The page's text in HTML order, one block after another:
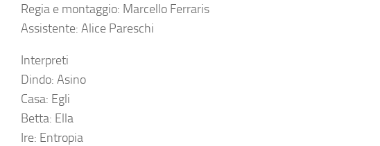
Regia e montaggio: Marcello Ferraris
Assistente: Alice Pareschi
Interpreti
Dindo: Asino
Casa: Egli
Betta: Ella
Ire: Entropia